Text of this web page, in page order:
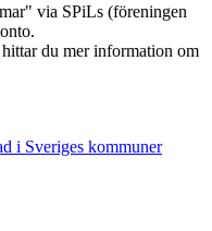
via SPiLs (föreningen
du mer information om
i Sveriges kommuner